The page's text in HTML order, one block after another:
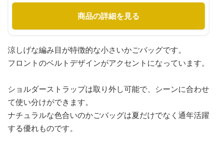
商品の詳細を見る
涼しげな編み目が特徴的な小さいかごバッグです。
フロントのベルトデザインがアクセントになっています。
ショルダーストラップは取り外し可能で、シーンに合わせ
て使い分けができます。
ナチュラルな色合いのかごバッグは夏だけでなく通年活躍
する優れものです。